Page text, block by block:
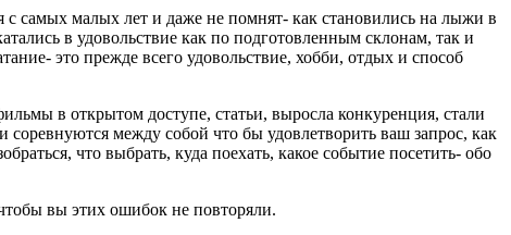
самых малых лет и даже не помнят- как становились на лыжи в
в удовольствие как по подготовленным склонам, так и
это прежде всего удовольствие, хобби, отдых и способ
в открытом доступе, статьи, выросла конкуренция, стали
между собой что бы удовлетворить ваш запрос, как
что выбрать, куда поехать, какое событие посетить- обо
вы этих ошибок не повторяли.